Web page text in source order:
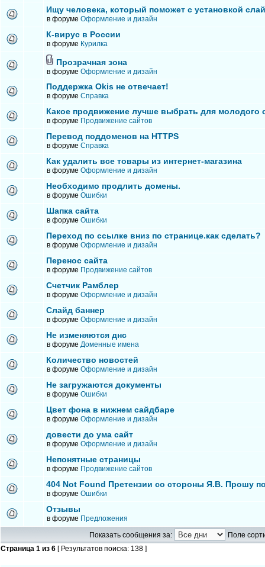
Ищу человека, который поможет с установкой
в форуме Оформление и дизайн
К-вирус в России
в форуме Курилка
Прозрачная зона
в форуме Оформление и дизайн
Поддержка Okis не отвечает!
в форуме Справка
Какое продвижение лучше выбрать для молодого
в форуме Продвижение сайтов
Перевод поддоменов на HTTPS
в форуме Справка
Как удалить все товары из интернет-магазина
в форуме Оформление и дизайн
Необходимо продлить домены.
в форуме Ошибки
Шапка сайта
в форуме Ошибки
Переход по ссылке вниз по странице.как сделать?
в форуме Оформление и дизайн
Перенос сайта
в форуме Продвижение сайтов
Счетчик Рамблер
в форуме Оформление и дизайн
Слайд баннер
в форуме Оформление и дизайн
Не изменяются днс
в форуме Доменные имена
Количество новостей
в форуме Оформление и дизайн
Не загружаются документы
в форуме Ошибки
Цвет фона в нижнем сайдбаре
в форуме Оформление и дизайн
довести до ума сайт
в форуме Оформление и дизайн
Непонятные страницы
в форуме Продвижение сайтов
404 Not Found Претензии со стороны Я.В. Прошу
в форуме Ошибки
Отзывы
в форуме Предложения
Показать сообщения за:
Поле
Страница 1 из 6 [ Результатов поиска: 138 ]